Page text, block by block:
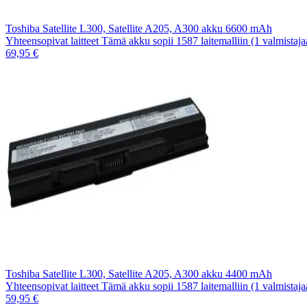
Toshiba Satellite L300, Satellite A205, A300 akku 6600 mAh
Yhteensopivat laitteet Tämä akku sopii 1587 laitemalliin (1
69,95 €
Toshiba Satellite L300, Satellite A205, A300 akku 4400 mAh
Yhteensopivat laitteet Tämä akku sopii 1587 laitemalliin (1
59,95 €